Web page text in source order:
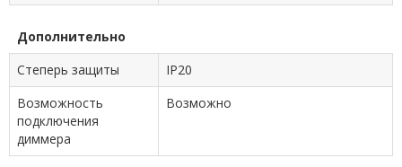
Дополнительно
Степерь защиты
IP20
Возможность
подключения
диммера
Возможно